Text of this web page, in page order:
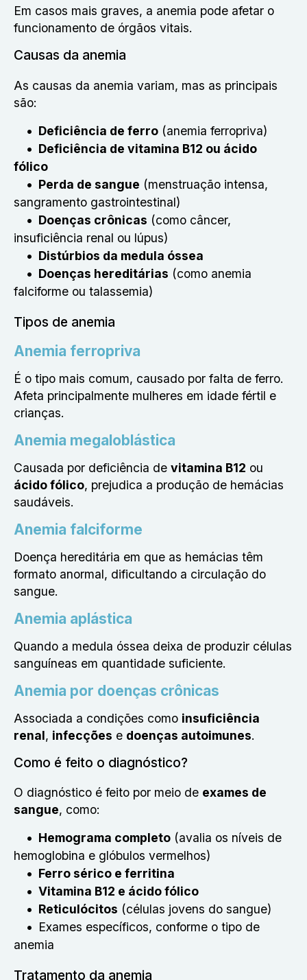
Em casos mais graves, a anemia pode afetar o
funcionamento de órgãos vitais.
Causas da anemia
As causas da anemia variam, mas as principais
são:
Deficiência de ferro (anemia ferropriva)
Deficiência de vitamina B12 ou ácido
fólico
Perda de sangue (menstruação intensa,
sangramento gastrointestinal)
Doenças crônicas (como câncer,
insuficiência renal ou lúpus)
Distúrbios da medula óssea
Doenças hereditárias (como anemia
falciforme ou talassemia)
Tipos de anemia
Anemia ferropriva
É o tipo mais comum, causado por falta de ferro.
Afeta principalmente mulheres em idade fértil e
crianças.
Anemia megaloblástica
Causada por deficiência de vitamina B12 ou
ácido fólico, prejudica a produção de hemácias
saudáveis.
Anemia falciforme
Doença hereditária em que as hemácias têm
formato anormal, dificultando a circulação do
sangue.
Anemia aplástica
Quando a medula óssea deixa de produzir células
sanguíneas em quantidade suficiente.
Anemia por doenças crônicas
Associada a condições como insuficiência
renal, infecções e doenças autoimunes.
Como é feito o diagnóstico?
O diagnóstico é feito por meio de exames de
sangue, como:
Hemograma completo (avalia os níveis de
hemoglobina e glóbulos vermelhos)
Ferro sérico e ferritina
Vitamina B12 e ácido fólico
Reticulócitos (células jovens do sangue)
Exames específicos, conforme o tipo de
anemia
Tratamento da anemia